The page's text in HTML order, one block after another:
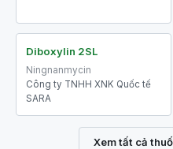
Diboxylin 2SL
Ningnanmycin
Công ty TNHH XNK Quốc tế
SARA
Xem tất cả